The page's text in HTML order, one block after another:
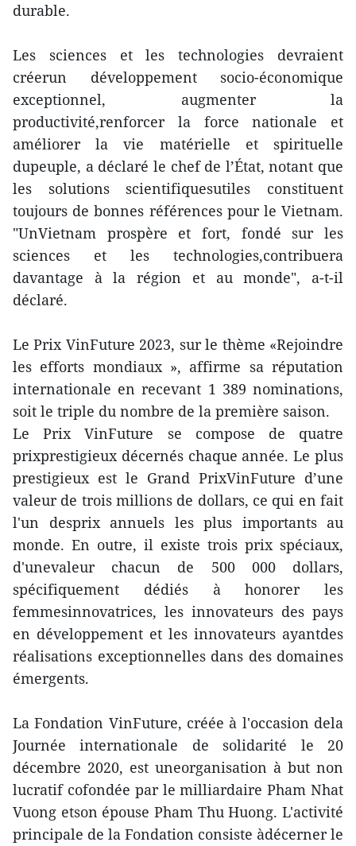
durable.
Les sciences et les technologies devraient
créerun développement socio-économique
exceptionnel, augmenter la
productivité,renforcer la force nationale et
améliorer la vie matérielle et spirituelle
dupeuple, a déclaré le chef de l’État, notant que
les solutions scientifiquesutiles constituent
toujours de bonnes références pour le Vietnam.
"UnVietnam prospère et fort, fondé sur les
sciences et les technologies,contribuera
davantage à la région et au monde", a-t-il
déclaré.
Le Prix VinFuture 2023, sur le thème «Rejoindre
les efforts mondiaux », affirme sa réputation
internationale en recevant 1 389 nominations,
soit le triple du nombre de la première saison.
Le Prix VinFuture se compose de quatre
prixprestigieux décernés chaque année. Le plus
prestigieux est le Grand PrixVinFuture d’une
valeur de trois millions de dollars, ce qui en fait
l'un desprix annuels les plus importants au
monde. En outre, il existe trois prix spéciaux,
d'unevaleur chacun de 500 000 dollars,
spécifiquement dédiés à honorer les
femmesinnovatrices, les innovateurs des pays
en développement et les innovateurs ayantdes
réalisations exceptionnelles dans des domaines
émergents.
La Fondation VinFuture, créée à l'occasion dela
Journée internationale de solidarité le 20
décembre 2020, est uneorganisation à but non
lucratif cofondée par le milliardaire Pham Nhat
Vuong etson épouse Pham Thu Huong. L'activité
principale de la Fondation consiste àdécerner le